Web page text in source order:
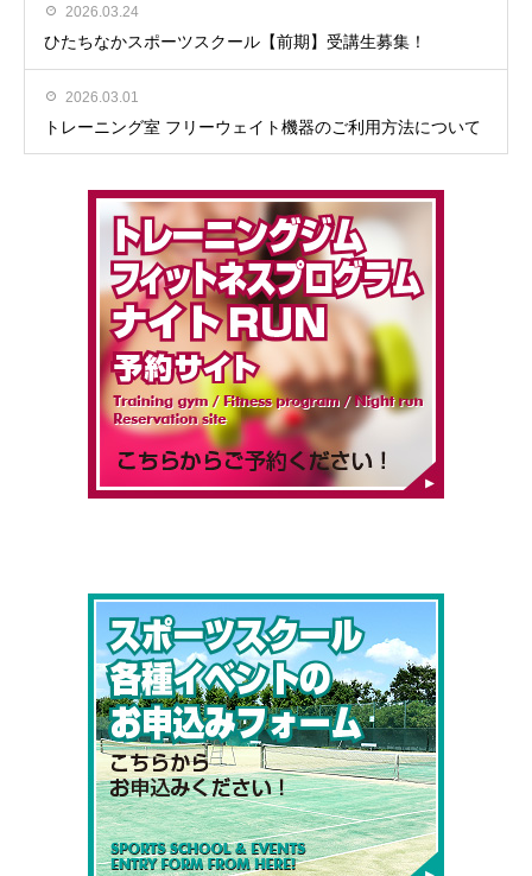
2026.03.24
ひたちなかスポーツスクール【前期】受講生募集！
2026.03.01
トレーニング室 フリーウェイト機器のご利用方法について